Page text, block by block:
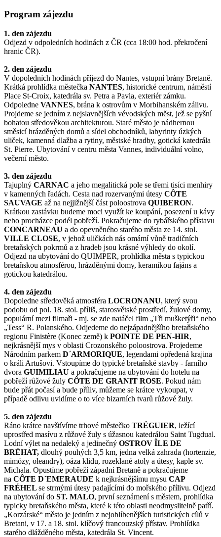
Program zájezdu
1. den zájezdu
Odjezd v odpoledních hodinách z ČR (cca 18:00 hod. překročení
hranic ČR).
2. den zájezdu
V dopoledních hodinách příjezd do Nantes, vstupní brány Bretaně.
Krátká prohlídka městečka NANTES, historické centrum, náměstí
Place St-Croix, katedrála sv. Petra a Pavla, exteriér zámku.
Odpoledne VANNES, brána k ostrovům v Morbihanském zálivu.
Projdeme se jedním z nejslavnějších vévodských měst, jež se pyšní
bohatou středověkou architekturou. Staré město je nádhernou
směsicí hrázděných domů a sídel obchodníků, labyrinty úzkých
uliček, kamenná dlažba a rytiny, městské hradby, gotická katedrála
St. Pierre. Ubytování v centru města Vannes, individuální volno,
večerní město.
3. den zájezdu
Tajuplný CARNAC a jeho megalitická pole se třemi tisíci menhiry
v kamenných řadách. Cesta nad rozervanými útesy CÔTE
SAUVAGE až na nejjižnější část poloostrova QUIBERON.
Krátkou zastávku budeme moci využít ke koupání, posezení u kávy
nebo procházce podél pobřeží. Pokračujeme do rybářského přístavu
CONCARNEAU a do opevněného starého města ze 14. stol.
VILLE CLOSE, v jehož uličkách nás omámí vůně tradičních
bretaňských pokrmů a z hradeb jsou krásné výhledy do okolí.
Odjezd na ubytování do QUIMPER, prohlídka města s typickou
bretaňskou atmosférou, hrázděnými domy, keramikou fajáns a
gotickou katedrálou.
4. den zájezdu
Dopoledne středověká atmosféra LOCRONANU, který svou
podobu od pol. 18. stol. příliš, starosvětské prostředí, žulové domy,
populární mezi filmaři - mj. se zde natáčel film „Tři mušketýři“ nebo
„Tess“ R. Polanského. Odjedeme do nejzápadnějšího bretaňského
regionu Finistère (Konec země) k POINTE DE PEN-HIR,
nejkrásnější mys v oblasti Crozonského poloostrova. Projedeme
Národním parkem D΄ARMORIQUE, legendami opředená krajina
o králi Artušovi. Vstoupíme do typické bretaňské stavby - farního
dvora GUIMILIAU a pokračujeme na ubytování do hotelu na
pobřeží růžové žuly CÔTE DE GRANIT ROSE. Pokud nám
bude přát počasí a bude příliv, můžeme se krátce vykoupat, v
případě odlivu uvidíme o to více bizarních tvarů růžové žuly.
5. den zájezdu
Ráno krátce navštívíme trhové městečko TRÉGUIER, ležící
uprostřed masívu z růžové žuly s úžasnou katedrálou Saint Tugdual.
Lodní výlet na nedaleký a jedinečný OSTROV ÎLE DE
BRÉHAT, dlouhý pouhých 3,5 km, jedna velká zahrada (hortenzie,
mimózy, oleandry), oáza klidu, rozeklané atoly a útesy, kaple sv.
Michala. Opustíme pobřeží západní Bretaně a pokračujeme
na CÔTE D´EMERAUDE k nejkrásnějšímu mysu CAP
FRÉHEL se strmými útesy padajícími do mořského přílivu. Odjezd
na ubytování do ST. MALO, první seznámení s městem, prohlídka
typicky bretaňského města, které k této oblasti neodmyslitelně patří.
„Korzárské“ město je jedním z nejoblíbenějších turistických cílů v
Bretani, v 17. a 18. stol. klíčový francouzský přístav. Prohlídka
starého dlážděného města, katedrála St. Vincent.